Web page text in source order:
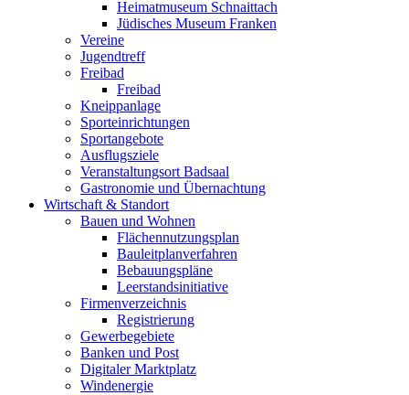
Heimatmuseum Schnaittach
Jüdisches Museum Franken
Vereine
Jugendtreff
Freibad
Freibad
Kneippanlage
Sporteinrichtungen
Sportangebote
Ausflugsziele
Veranstaltungsort Badsaal
Gastronomie und Übernachtung
Wirtschaft & Standort
Bauen und Wohnen
Flächennutzungsplan
Bauleitplanverfahren
Bebauungspläne
Leerstandsinitiative
Firmenverzeichnis
Registrierung
Gewerbegebiete
Banken und Post
Digitaler Marktplatz
Windenergie